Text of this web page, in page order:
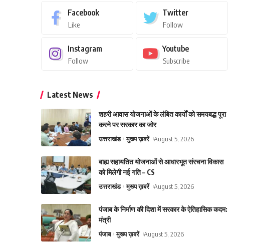
Facebook
Like
Twitter
Follow
Instagram
Follow
Youtube
Subscribe
Latest News
शहरी आवास योजनाओं के लंबित कार्यों को समयबद्ध पूरा
करने पर सरकार का जोर
उत्तराखंड मुख्य ख़बरें August 5, 2026
बाह्य सहायतित योजनाओं से आधारभूत संरचना विकास
को मिलेगी नई गति – CS
उत्तराखंड मुख्य ख़बरें August 5, 2026
पंजाब के निर्माण की दिशा में सरकार के ऐतिहासिक कदम:
मंत्री
पंजाब मुख्य ख़बरें August 5, 2026